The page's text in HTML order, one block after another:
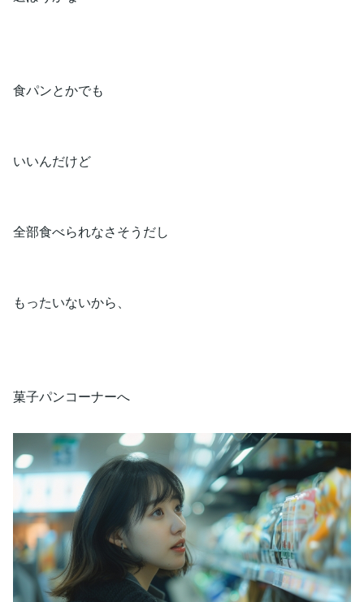
食パンとかでも
いいんだけど
全部食べられなさそうだし
もったいないから、
菓子パンコーナーへ